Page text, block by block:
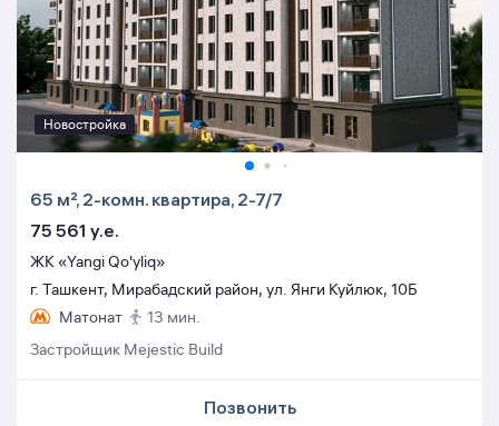
Новостройка
65 м², 2-комн. квартира, 2-7/7
75 561 y.e.
ЖК «Yangi Qo'yliq»
г. Ташкент, Мирабадский район, ул. Янги Куйлюк, 10Б
Матонат
13 мин.
Застройщик Mejestic Build
Позвонить